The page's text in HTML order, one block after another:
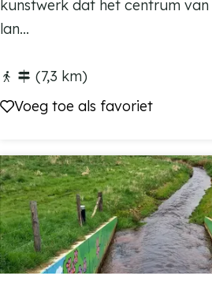
u
n
t
r
t
e
'
t
G
kunstwerk dat het centrum van
lan...
(7,3 km)
Voeg toe als favoriet
Voeg toe als favoriet